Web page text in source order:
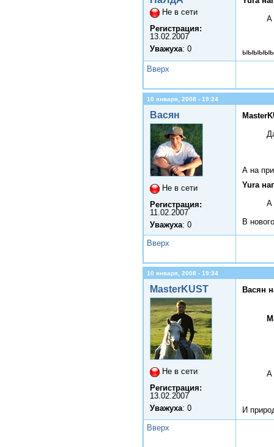
Не в сети
Регистрация:
13.02.2007
Уважуха: 0
А
Вверх
10 января, 2008 - 19:24
Васян
Не в сети
Регистрация:
11.02.2007
Уважуха: 0
А на
Yura
А
В
Вверх
10 января, 2008 - 19:34
MasterKUST
Не в сети
Регистрация:
13.02.2007
Уважуха: 0
Васян
А
И
Вверх